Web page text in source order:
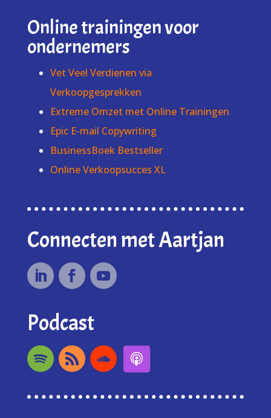
Online trainingen voor
ondernemers
Vet Veel Verdienen via
Verkoopgesprekken
Extreme Omzet met Online Trainingen
Epic E-mail Copywriting
BusinessBoek Bestseller
Online Verkoopsucces XL
Connecten met Aartjan
Podcast